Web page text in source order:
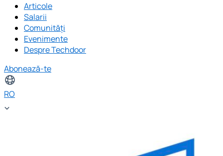
Articole
Salarii
Comunități
Evenimente
Despre Techdoor
Abonează-te
RO